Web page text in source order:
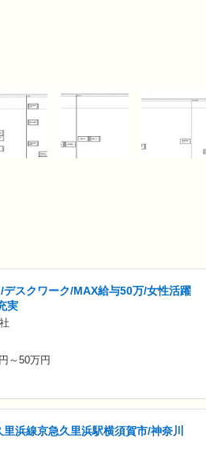
デスクワーク/MAX給与50万/女性活躍
実
～50万円
浜線京急久里浜駅横須賀市/神奈川